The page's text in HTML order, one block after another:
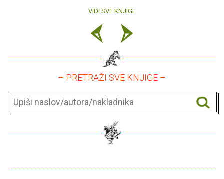
VIDI SVE KNJIGE
– PRETRAŽI SVE KNJIGE –